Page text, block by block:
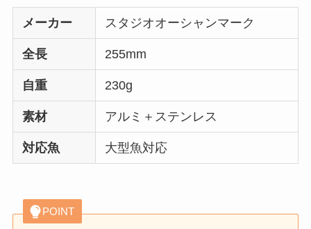
メーカー スタジオオーシャンマーク
全長 255mm
自重 230g
素材 アルミ＋ステンレス
対応魚 大型魚対応
POINT